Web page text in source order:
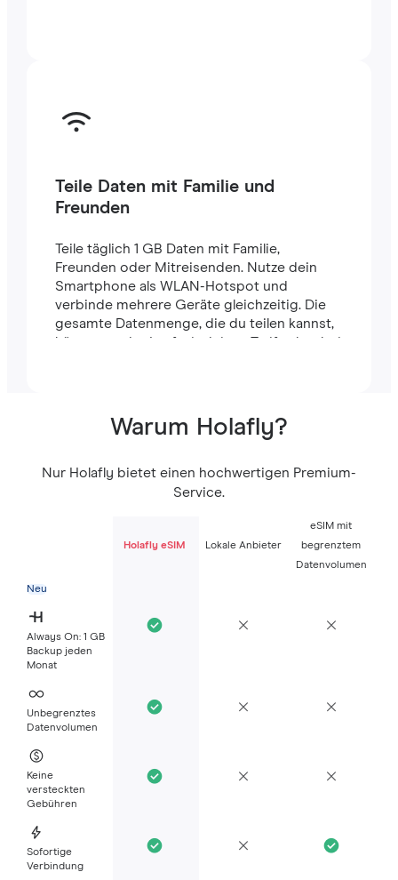
Teile Daten mit Familie und
Freunden
Teile täglich 1 GB Daten mit Familie,
Freunden oder Mitreisenden. Nutze dein
Smartphone als WLAN-Hotspot und
verbinde mehrere Geräte gleichzeitig. Die
gesamte Datenmenge, die du teilen kannst,
hängt von der Laufzeit deines Tarifs ab – bei
Warum Holafly?
Nur Holafly bietet einen hochwertigen Premium-
Service.
Holafly eSIM Lokale Anbieter
eSIM mit
begrenztem
Datenvolumen
Neu
Always On: 1 GB
Backup jeden
Monat
Unbegrenztes
Datenvolumen
Keine
versteckten
Gebühren
Sofortige
Verbindung